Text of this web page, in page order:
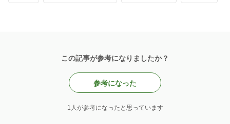
この記事が参考になりましたか？
参考になった
1人が参考になったと思っています